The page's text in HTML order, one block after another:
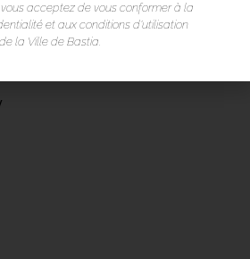
acceptez de vous conformer à la
et aux conditions d’utilisation
de la Ville de Bastia.